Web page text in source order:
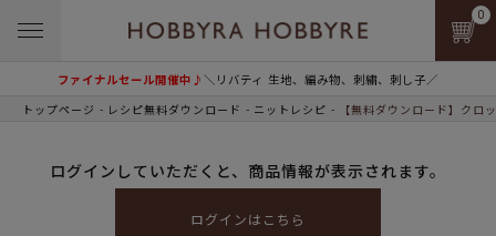
ファイナルセール開催中♪＼リバティ 生地、編み物、刺繍、刺し子／
0
トップページ レシピ無料ダウンロード ニットレシピ 【無料ダウンロード】クロ
ログインしていただくと、商品情報が表示されます。
ログインはこちら